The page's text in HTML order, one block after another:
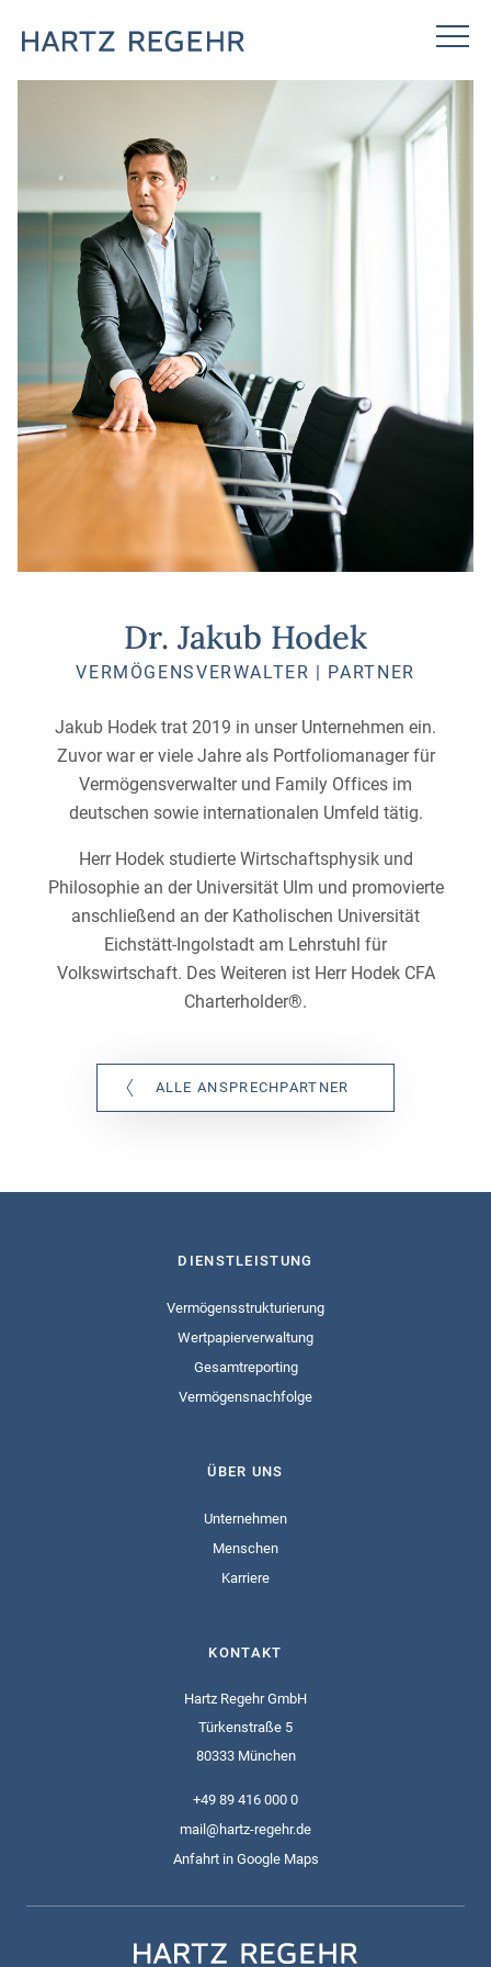
Dr. Jakub Hodek
VERMÖGENSVERWALTER | PARTNER
Jakub Hodek trat 2019 in unser Unternehmen ein.
Zuvor war er viele Jahre als Portfoliomanager für
Vermögensverwalter und Family Offices im
deutschen sowie internationalen Umfeld tätig.
Herr Hodek studierte Wirtschaftsphysik und
Philosophie an der Universität Ulm und promovierte
anschließend an der Katholischen Universität
Eichstätt-Ingolstadt am Lehrstuhl für
Volkswirtschaft. Des Weiteren ist Herr Hodek CFA
Charterholder®.
ALLE ANSPRECHPARTNER
DIENSTLEISTUNG
Vermögensstrukturierung
Wertpapierverwaltung
Gesamtreporting
Vermögensnachfolge
ÜBER UNS
Unternehmen
Menschen
Karriere
KONTAKT
Hartz Regehr GmbH
Türkenstraße 5
80333 München
+49 89 416 000 0
mail@hartz-regehr.de
Anfahrt in Google Maps